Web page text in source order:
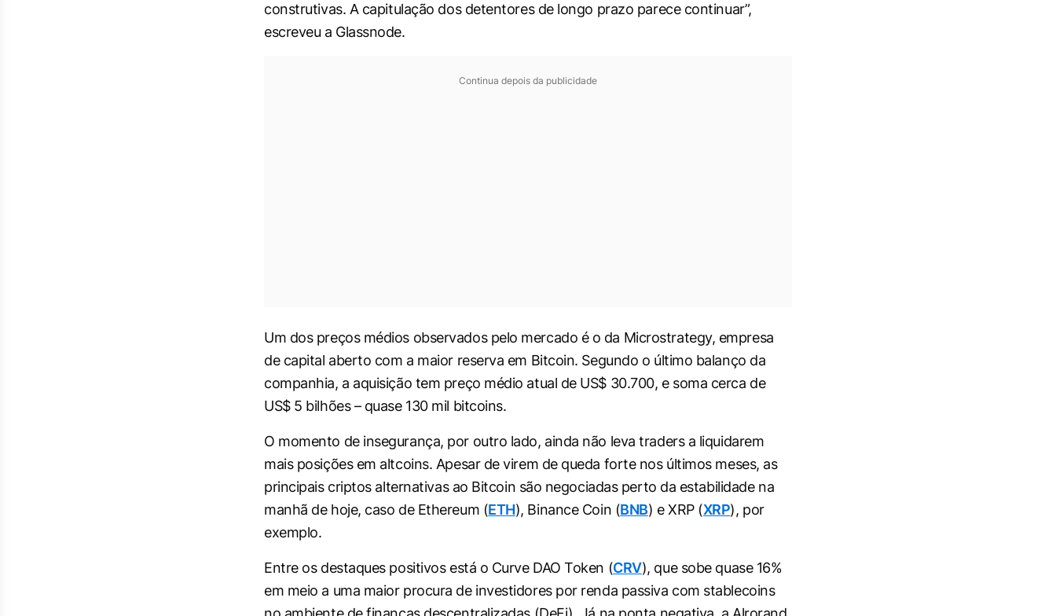
construtivas. A capitulação dos detentores de longo prazo parece continuar”,
escreveu a Glassnode.
Continua depois da publicidade
Um dos preços médios observados pelo mercado é o da Microstrategy, empresa
de capital aberto com a maior reserva em Bitcoin. Segundo o último balanço da
companhia, a aquisição tem preço médio atual de US$ 30.700, e soma cerca de
US$ 5 bilhões – quase 130 mil bitcoins.
O momento de insegurança, por outro lado, ainda não leva traders a liquidarem
mais posições em altcoins. Apesar de virem de queda forte nos últimos meses, as
principais criptos alternativas ao Bitcoin são negociadas perto da estabilidade na
manhã de hoje, caso de Ethereum (ETH), Binance Coin (BNB) e XRP (XRP), por
exemplo.
Entre os destaques positivos está o Curve DAO Token (CRV), que sobe quase 16%
em meio a uma maior procura de investidores por renda passiva com stablecoins